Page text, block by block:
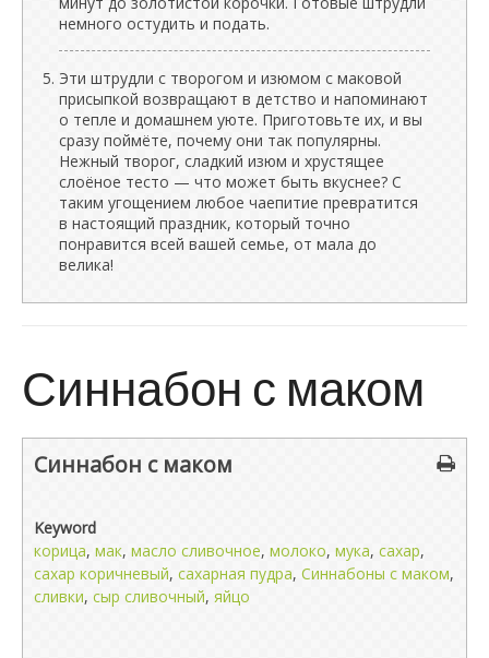
немного остудить и подать.
Эти штрудли с творогом и изюмом с маковой
присыпкой возвращают в детство и напоминают
о тепле и домашнем уюте. Приготовьте их, и вы
сразу поймёте, почему они так популярны.
Нежный творог, сладкий изюм и хрустящее
слоёное тесто — что может быть вкуснее? С
таким угощением любое чаепитие превратится
в настоящий праздник, который точно
понравится всей вашей семье, от мала до
велика!
Синнабон с маком
Синнабон с маком
Keyword
корица, мак, масло сливочное, молоко, мука, сахар,
сахар коричневый, сахарная пудра, Синнабоны с маком,
сливки, сыр сливочный, яйцо